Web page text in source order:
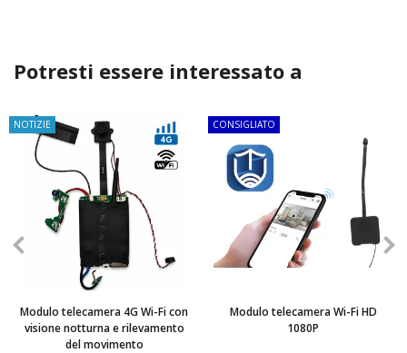
Potresti essere interessato a
NOTIZIE
Modulo telecamera 4G Wi-Fi con
visione notturna e rilevamento
del movimento
CONSIGLIATO
Modulo telecamera Wi-Fi HD
1080P